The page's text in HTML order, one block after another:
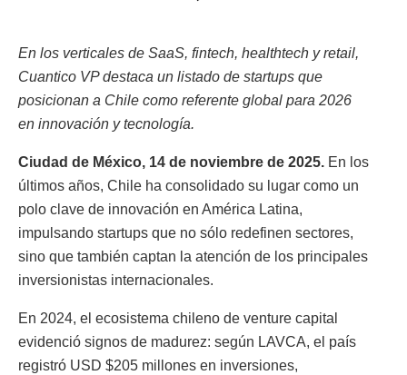
En los verticales de SaaS, fintech, healthtech y retail,
Cuantico VP destaca un listado de startups que
posicionan a Chile como referente global para 2026
en innovación y tecnología.
Ciudad de México, 14 de noviembre de 2025. En los
últimos años, Chile ha consolidado su lugar como un
polo clave de innovación en América Latina,
impulsando startups que no sólo redefinen sectores,
sino que también captan la atención de los principales
inversionistas internacionales.
En 2024, el ecosistema chileno de venture capital
evidenció signos de madurez: según LAVCA, el país
registró USD $205 millones en inversiones,